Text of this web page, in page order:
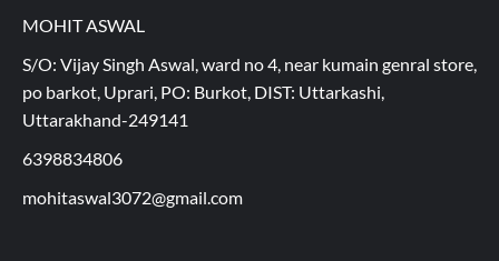
MOHIT ASWAL
S/O: Vijay Singh Aswal, ward no 4, near kumain genral store,
po barkot, Uprari, PO: Burkot, DIST: Uttarkashi,
Uttarakhand-249141
6398834806
mohitaswal3072@gmail.com